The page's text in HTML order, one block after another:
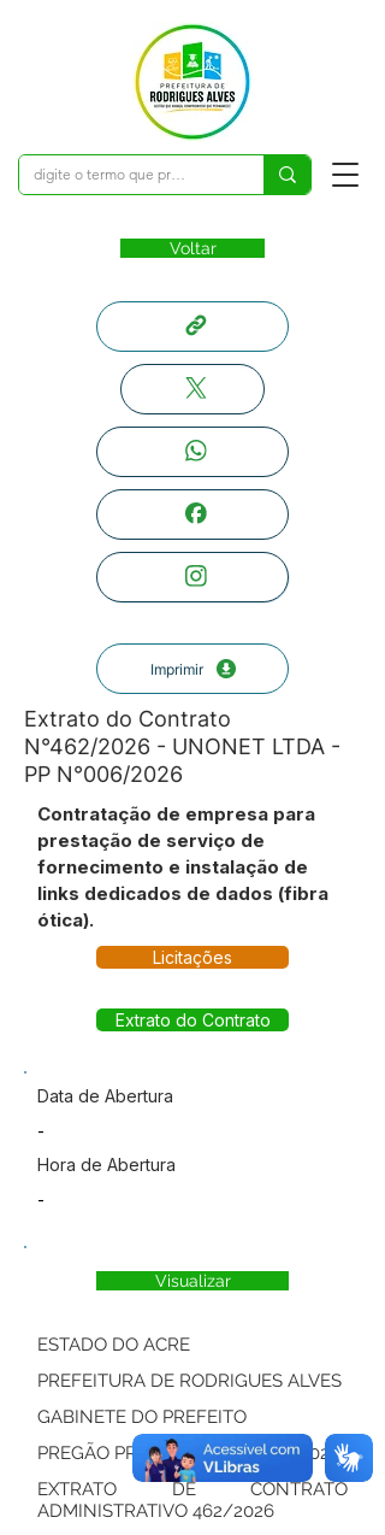
Voltar
Imprimir
Extrato do Contrato
N°462/2026 - UNONET LTDA -
PP N°006/2026
Contratação de empresa para
prestação de serviço de
fornecimento e instalação de
links dedicados de dados (fibra
ótica).
Licitações
Extrato do Contrato
Data de Abertura
-
Hora de Abertura
-
Visualizar
ESTADO DO ACRE
PREFEITURA DE RODRIGUES ALVES
GABINETE DO PREFEITO
PREGÃO PRESENCIAL Nº 006/2026
EXTRATO DE CONTRATO
ADMINISTRATIVO 462/2026